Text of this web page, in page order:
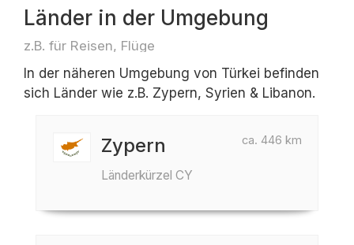
Länder in der Umgebung
z.B. für Reisen, Flüge
In der näheren Umgebung von Türkei befinden
sich Länder wie z.B. Zypern, Syrien & Libanon.
ca. 446 km
Zypern
Länderkürzel CY